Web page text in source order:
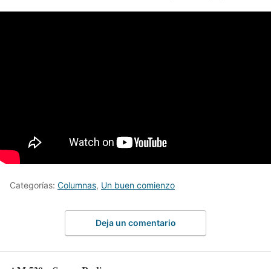
Categorías: Columnas, Un buen comienzo
Deja un comentario